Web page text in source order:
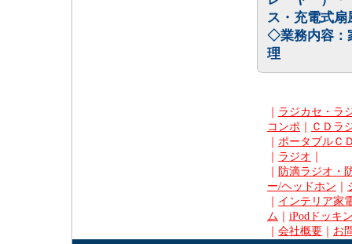
ス・充電式
◇業務内容
理
｜ ラジカセ・ラ
コンポ ｜ ＣＤラ
｜ ポータブルＣ
｜ ラジオ ｜
｜ 防滴ラジオ・
ー/ヘッドホン ｜
｜ インテリア家
ム ｜ iPodドッキ
｜ 会社概要 ｜ お